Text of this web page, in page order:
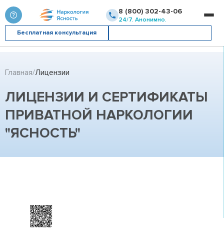
8 (800) 302-43-06
24/7. Анонимно.
Бесплатная консультация
Главная Лицензии
ЛИЦЕНЗИИ И СЕРТИФИКАТЫ
ПРИВАТНОЙ НАРКОЛОГИИ
"ЯСНОСТЬ"